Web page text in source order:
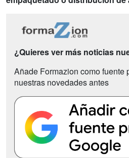
¿Quieres ver más noticias
Añade Formazion como fuente
nuestras novedades antes